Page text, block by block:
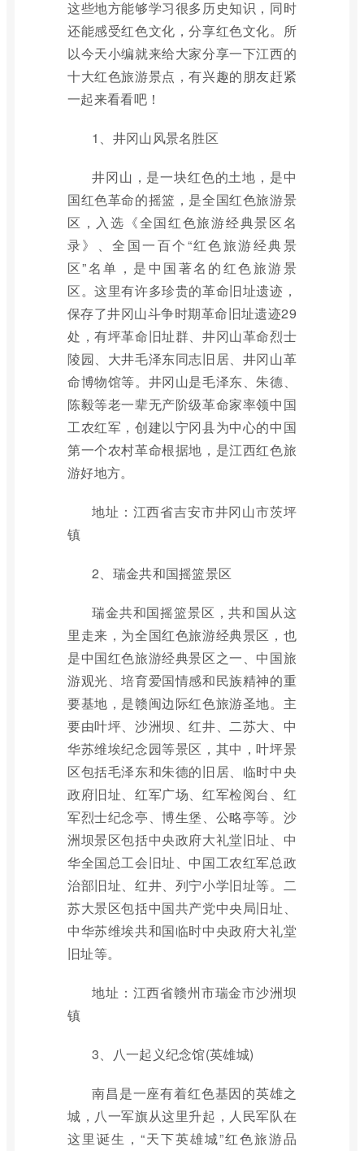
这些地方能够学习很多历史知识，同时
还能感受红色文化，分享红色文化。所
以今天小编就来给大家分享一下江西的
十大红色旅游景点，有兴趣的朋友赶紧
一起来看看吧！
1、井冈山风景名胜区
井冈山，是一块红色的土地，是中
国红色革命的摇篮，是全国红色旅游景
区，入选《全国红色旅游经典景区名
录》、全国一百个“红色旅游经典景
区”名单，是中国著名的红色旅游景
区。这里有许多珍贵的革命旧址遗迹，
保存了井冈山斗争时期革命旧址遗迹29
处，有坪革命旧址群、井冈山革命烈士
陵园、大井毛泽东同志旧居、井冈山革
命博物馆等。井冈山是毛泽东、朱德、
陈毅等老一辈无产阶级革命家率领中国
工农红军，创建以宁冈县为中心的中国
第一个农村革命根据地，是江西红色旅
游好地方。
地址：江西省吉安市井冈山市茨坪
镇
2、瑞金共和国摇篮景区
瑞金共和国摇篮景区，共和国从这
里走来，为全国红色旅游经典景区，也
是中国红色旅游经典景区之一、中国旅
游观光、培育爱国情感和民族精神的重
要基地，是赣闽边际红色旅游圣地。主
要由叶坪、沙洲坝、红井、二苏大、中
华苏维埃纪念园等景区，其中，叶坪景
区包括毛泽东和朱德的旧居、临时中央
政府旧址、红军广场、红军检阅台、红
军烈士纪念亭、博生堡、公略亭等。沙
洲坝景区包括中央政府大礼堂旧址、中
华全国总工会旧址、中国工农红军总政
治部旧址、红井、列宁小学旧址等。二
苏大景区包括中国共产党中央局旧址、
中华苏维埃共和国临时中央政府大礼堂
旧址等。
地址：江西省赣州市瑞金市沙洲坝
镇
3、八一起义纪念馆(英雄城)
南昌是一座有着红色基因的英雄之
城，八一军旗从这里升起，人民军队在
这里诞生，“天下英雄城”红色旅游品